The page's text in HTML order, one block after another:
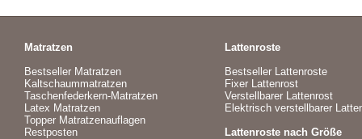
Matratzen
Bestseller Matratzen
Kaltschaummatratzen
Taschenfederkern-Matratzen
Latex Matratzen
Topper Matratzenauflagen
Restposten
Lattenroste
Bestseller Lattenroste
Fixer Lattenrost
Verstellbarer Lattenrost
Elektrisch verstellbarer
Lattenroste nach Größe